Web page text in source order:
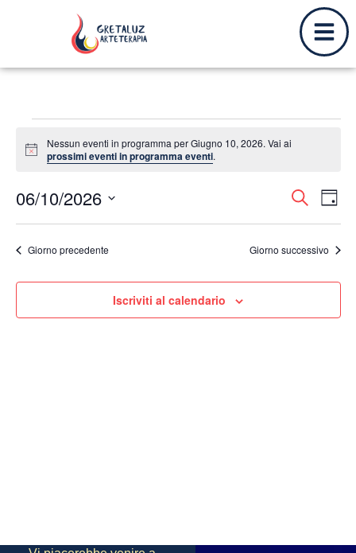
Notice
Nessun eventi in programma per Giugno 10, 2026. Vai ai
prossimi eventi in programma eventi.
e
viste
Cerca
06/10/2026
la
Giorno precedente Giorno successivo
Iscriviti al calendario